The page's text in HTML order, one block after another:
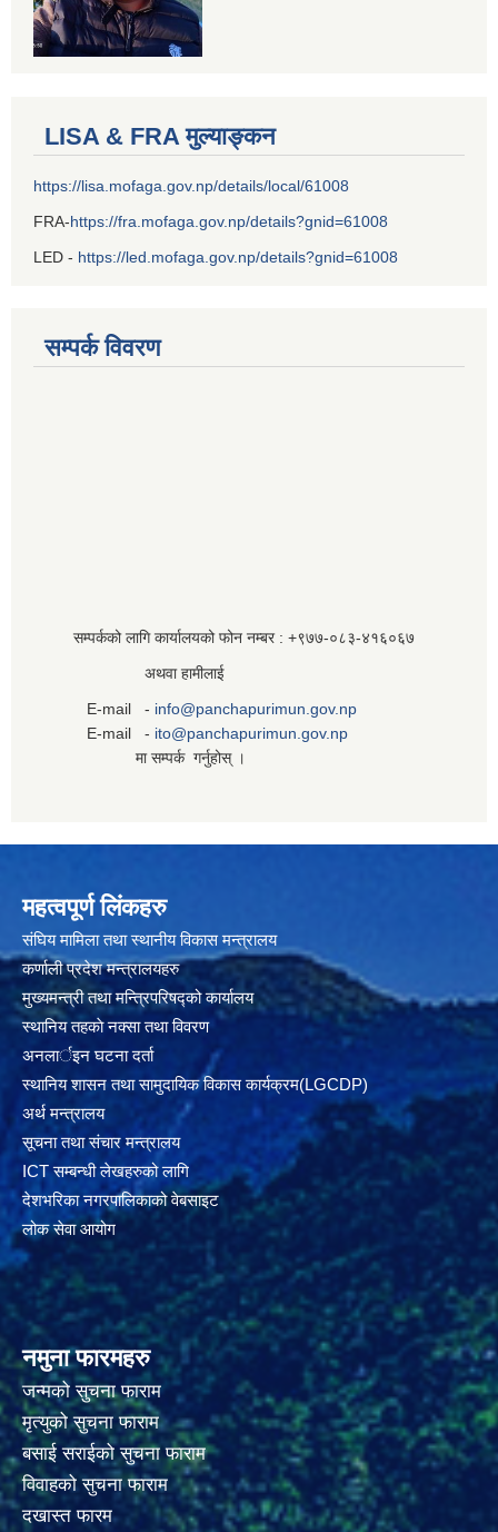
LISA & FRA मुल्याङ्कन
https://lisa.mofaga.gov.np/details/local/61008
FRA-https://fra.mofaga.gov.np/details?gnid=61008
LED - https://led.mofaga.gov.np/details?gnid=61008
सम्पर्क विवरण
सम्पर्कको लागि कार्यालयको फोन नम्बर : +९७७-०८३‍-४१६०६७
अथवा हामीलाई
E-mail - info@panchapurimun.gov.np
E-mail - ito@panchapurimun.gov.np
मा सम्पर्क गर्नुहोस् ।
महत्वपूर्ण लिंकहरु
संघिय मामिला तथा स्थानीय विकास मन्त्रालय
कर्णाली प्रदेश मन्त्रालयहरु
मुख्यमन्त्री तथा मन्त्रिपरिषद्को कार्यालय
स्थानिय तहकाे नक्सा तथा विवरण
अनलार्इन घटना दर्ता
स्थानिय शासन तथा सामुदायिक विकास कार्यक्रम(LGCDP)
अर्थ मन्त्रालय
सूचना तथा संचार मन्त्रालय
ICT सम्बन्धी लेखहरुको लागि
देशभरिका नगरपालिकाको वेबसाइट
लोक सेवा आयोग
नमुना फारमहरु
जन्मको सुचना फाराम
मृत्युको सुचना फाराम
बसाई सराईको सुचना फाराम
विवाहको सुचना फाराम
दखास्त फारम